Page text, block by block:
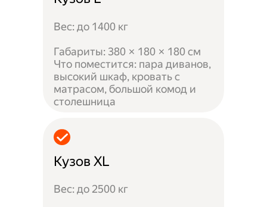
Вес: до 1400 кг
Габариты: 380 × 180 × 180 см
Что поместится: пара диванов,
высокий шкаф, кровать с
матрасом, большой комод и
столешница
Кузов XL
Вес: до 2500 кг